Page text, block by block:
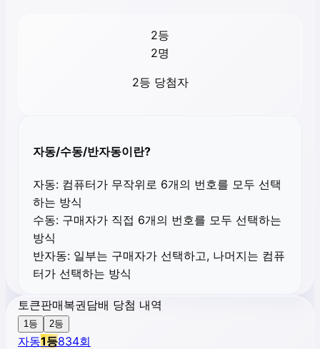
2등
2명
2등 당첨자
자동/수동/반자동이란?
자동: 컴퓨터가 무작위로 6개의 번호를 모두 선택
하는 방식
수동: 구매자가 직접 6개의 번호를 모두 선택하는
방식
반자동: 일부는 구매자가 선택하고, 나머지는 컴퓨
터가 선택하는 방식
토큰판매복권담배 당첨 내역
1등 2등
자동1등834회